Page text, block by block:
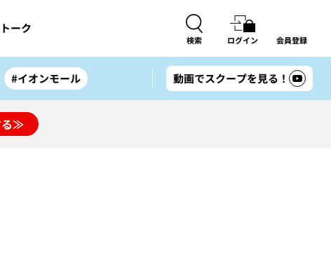
ーク
検索 ログイン 会員登録
#イオンモール 動画でスクープを見る！
る≫